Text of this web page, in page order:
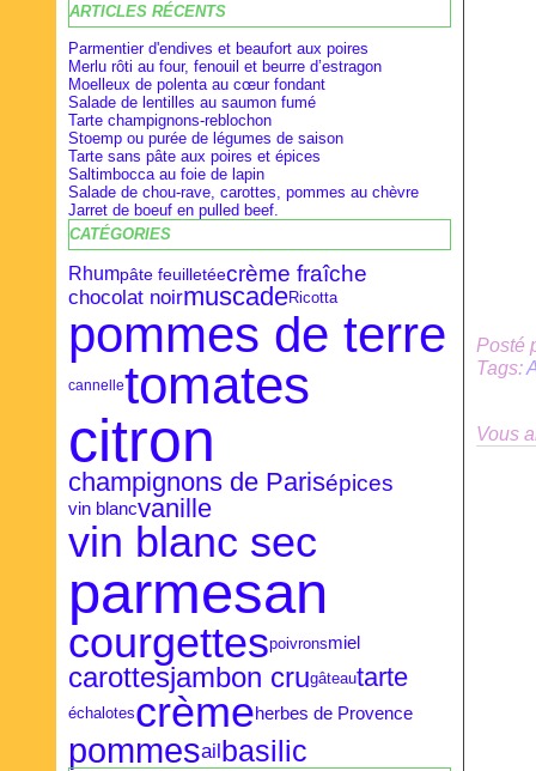
Février(9)
Janvier(8)
Février(16)
Janvier(18)
Avril(28)
Mars(27)
ARTICLES RÉCENTS
Parmentier d'endives et beaufort aux poires
Merlu rôti au four, fenouil et beurre d’estragon
Moelleux de polenta au cœur fondant
Salade de lentilles au saumon fumé
Tarte champignons-reblochon
Stoemp ou purée de légumes de saison
Tarte sans pâte aux poires et épices
Saltimbocca au foie de lapin
Salade de chou-rave, carottes, pommes au chèvre
Jarret de boeuf en pulled beef.
CATÉGORIES
Rhumpâte feuilletéecrème fraîche
chocolat noirmuscadeRicotta
pommes de terre
cannelletomates
citron
champignons de Parisépices
vin blancvanille
vin blanc sec
parmesan
courgettespoivronsmiel
carottesjambon crugâteautarte
échalotescrèmeherbes de Provence
pommesailbasilic
Posté
Tags:
Vous